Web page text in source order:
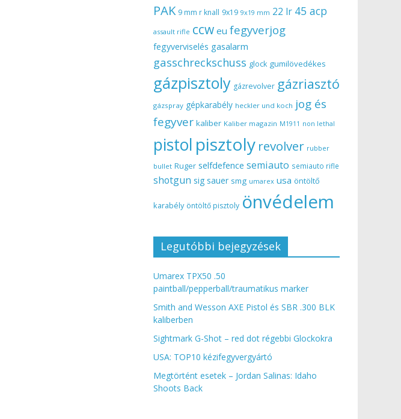
PAK 9 mm r knall 9x19 9x19 mm 22 lr 45 acp
assault rifle ccw eu fegyverjog
fegyverviselés gasalarm
gasschreckschuss glock gumilövedékes
gázpisztoly gázrevolver gázriasztó
gázspray gépkarabély heckler und koch jog és
fegyver kaliber Kaliber magazin M1911 non lethal
pistol pisztoly revolver rubber
bullet Ruger selfdefence semiauto semiauto rifle
shotgun sig sauer smg umarex usa öntöltő
karabély öntöltő pisztoly önvédelem
Legutóbbi bejegyzések
Umarex TPX50 .50
paintball/pepperball/traumatikus marker
Smith and Wesson AXE Pistol és SBR .300 BLK
kaliberben
Sightmark G-Shot – red dot régebbi Glockokra
USA: TOP10 kézifegyvergyártó
Megtörtént esetek – Jordan Salinas: Idaho
Shoots Back